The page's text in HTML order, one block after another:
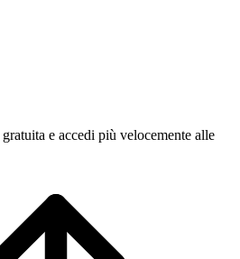
e accedi più velocemente alle